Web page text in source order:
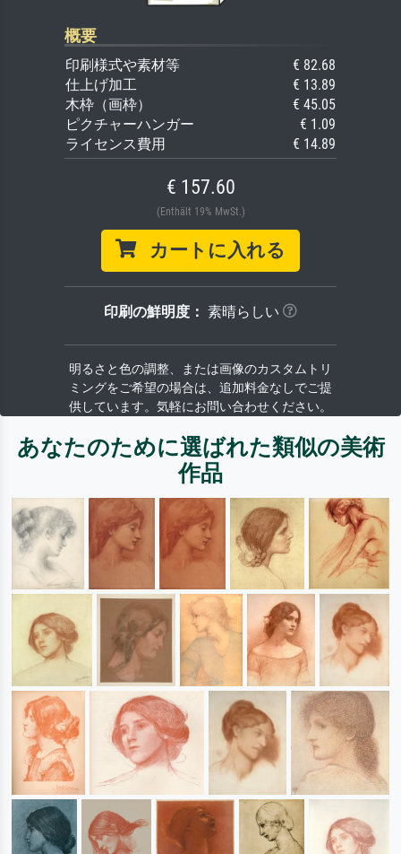
概要
印刷様式や素材等
€ 82.68
仕上げ加工
€ 13.89
木枠（画枠）
€ 45.05
ピクチャーハンガー
€ 1.09
ライセンス費用
€ 14.89
€ 157.60
(Enthält 19% MwSt.)
カートに入れる
印刷の鮮明度： 素晴らしい
明るさと色の調整、または画像のカスタムトリ
ミングをご希望の場合は、追加料金なしでご提
供しています。気軽にお問い合わせください。
あなたのために選ばれた類似の美術
作品